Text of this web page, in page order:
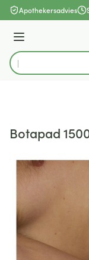
Ga naar de inhoud
Apothekersadvies
Menu
Product, merk,
Botapad